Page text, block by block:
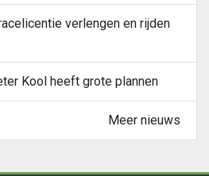
verlengen en rijden
Kool heeft grote plannen
Meer nieuws